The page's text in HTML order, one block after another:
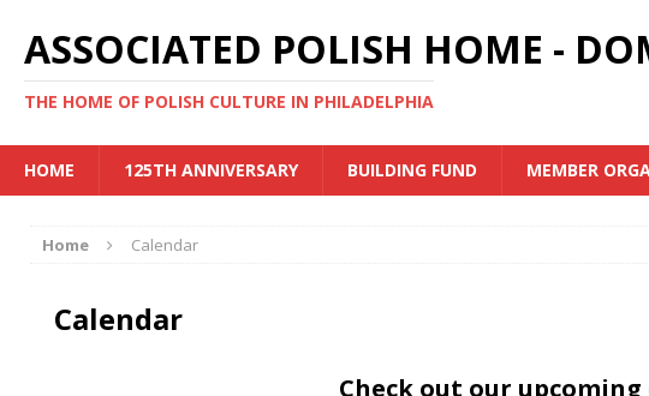
ASSOCIATED POLISH HOME -
THE HOME OF POLISH CULTURE IN PHILADELPHIA
HOME 125TH ANNIVERSARY BUILDING FUND MEMBER
Home Calendar
Calendar
Check out our